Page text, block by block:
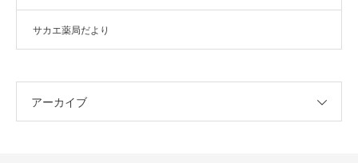
サカエ薬局だより
アーカイブ